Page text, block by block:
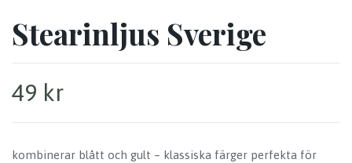
Stearinljus Sverige
49 kr
kombinerar blått och gult – klassiska färger perfekta för